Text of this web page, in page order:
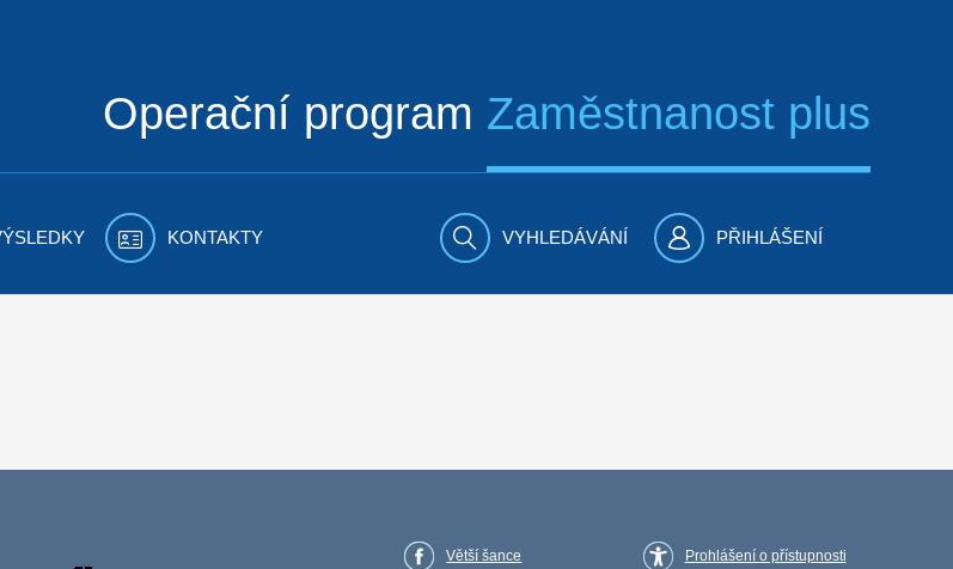
Operační program Zaměstnanost plus
KONTAKTY VYHLEDÁVÁNÍ PŘIHLÁŠENÍ
Větší šance Prohlášení o přístupnosti